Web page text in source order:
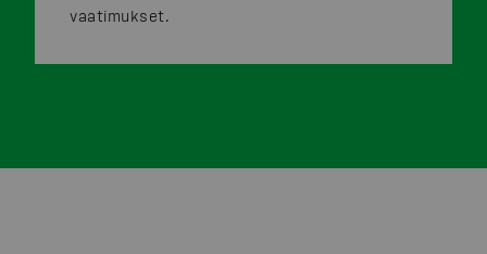
vaatimukset.